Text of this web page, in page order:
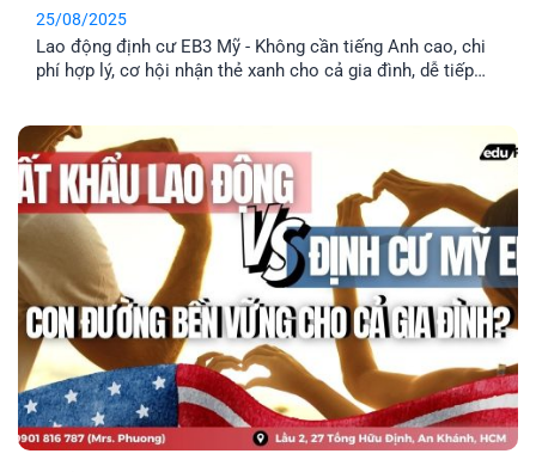
25/08/2025
Lao động định cư EB3 Mỹ - Không cần tiếng Anh cao, chi
phí hợp lý, cơ hội nhận thẻ xanh cho cả gia đình, dễ tiếp